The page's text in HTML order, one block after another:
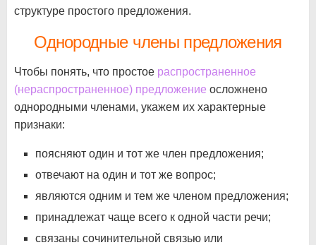
структуре простого предложения.
Однородные члены предложения
Чтобы понять, что простое распространенное
(нераспространенное) предложение осложнено
однородными членами, укажем их характерные
признаки:
поясняют один и тот же член предложения;
отвечают на один и тот же вопрос;
являются одним и тем же членом предложения;
принадлежат чаще всего к одной части речи;
связаны сочинительной связью или